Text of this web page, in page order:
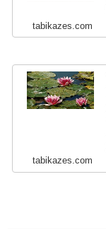
tabikazes.com
tabikazes.com